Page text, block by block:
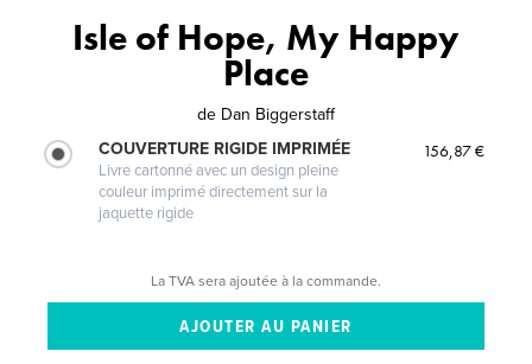
Isle of Hope, My Happy
Place
de Dan Biggerstaff
COUVERTURE RIGIDE IMPRIMÉE
Livre cartonné avec un design pleine
couleur imprimé directement sur la
jaquette rigide
156,87 €
La TVA sera ajoutée à la commande.